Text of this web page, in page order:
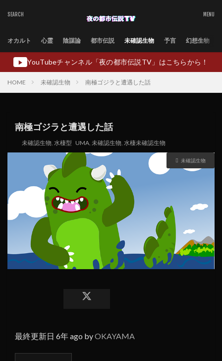
オカルト 心霊 陰謀論 都市伝説 未確認生物 予言 幻想生物
▶ YouTubeチャンネル「夜の都市伝説TV」はこちらから！
HOME 未確認生物 南極ゴジラと遭遇した話
南極ゴジラと遭遇した話
未確認生物, 水棲型 UMA, 未確認生物, 水棲未確認生物
未確認生物
最終更新日 6年 ago byOKAYAMA